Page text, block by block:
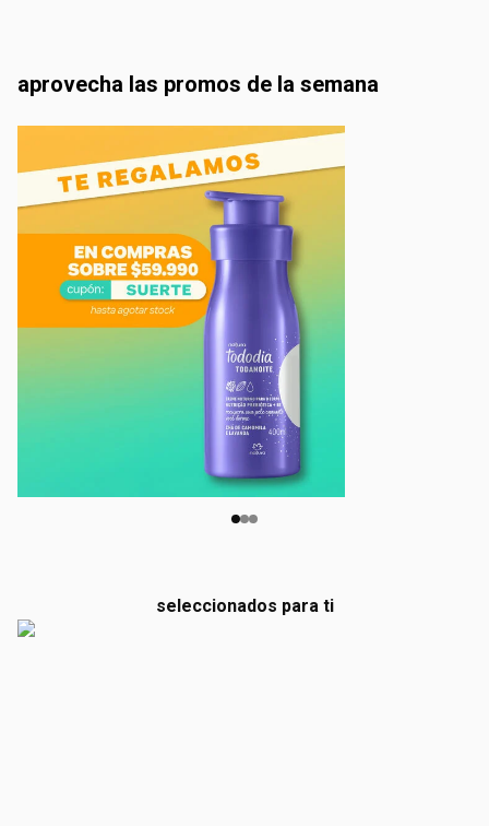
aprovecha las promos de la semana
seleccionados para ti